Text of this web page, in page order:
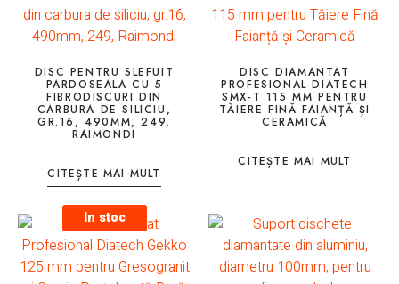
DISC PENTRU SLEFUIT
PARDOSEALA CU 5
FIBRODISCURI DIN
CARBURA DE SILICIU,
GR.16, 490MM, 249,
RAIMONDI
CITEȘTE MAI MULT
DISC DIAMANTAT
PROFESIONAL DIATECH
SMX-T 115 MM PENTRU
TĂIERE FINĂ FAIANȚĂ ȘI
CERAMICĂ
CITEȘTE MAI MULT
In stoc